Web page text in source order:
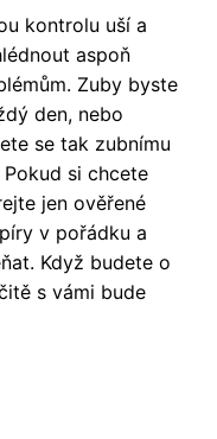
kontrolu uší a
aspoň
Zuby byste
den, nebo
se tak zubnímu
si chcete
jen ověřené
v pořádku a
Když budete o
s vámi bude